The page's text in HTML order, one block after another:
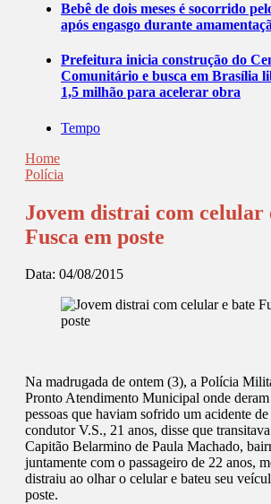
Bebê de dois meses é socorrido
após engasgo durante
Prefeitura inicia construção do
Comunitário e busca em Brasília
1,5 milhão para acelerar obra
Tempo
Home
Polícia
Jovem distrai com celular
Fusca em poste
Data: 04/08/2015
Na madrugada de ontem (3), a Polícia
Pronto Atendimento Municipal onde deram
pessoas que haviam sofrido um acidente
condutor V.S., 21 anos, disse que
Capitão Belarmino de Paula Machado,
juntamente com o passageiro de 22 anos,
distraiu ao olhar o celular e bateu seu
poste.